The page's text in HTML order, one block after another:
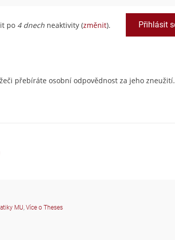
po 4 dnech neaktivity (změnit).
přebíráte osobní odpovědnost za jeho zneužití.
MU, Více o Theses